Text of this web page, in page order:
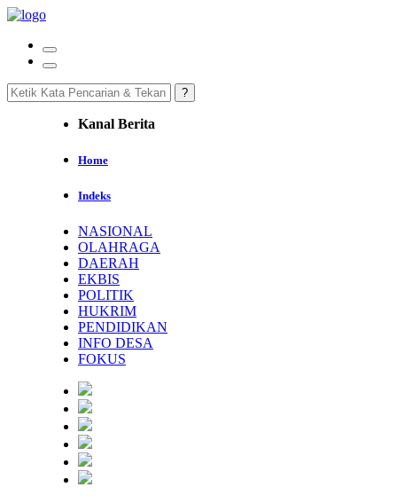
Kanal Berita
Home
Indeks
NASIONAL
OLAHRAGA
DAERAH
EKBIS
POLITIK
HUKRIM
PENDIDIKAN
INFO DESA
FOKUS